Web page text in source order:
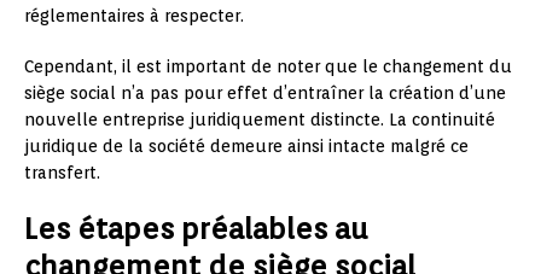
réglementaires à respecter.
Cependant, il est important de noter que le changement du
siège social n’a pas pour effet d’entraîner la création d’une
nouvelle entreprise juridiquement distincte. La continuité
juridique de la société demeure ainsi intacte malgré ce
transfert.
Les étapes préalables au
changement de siège social